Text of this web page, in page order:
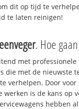
dit op tijd te
te laten reinigen!
. Hoe
met professionele
die met de nieuwste
verhelpen. Door voor
werken is de kans op
hebben